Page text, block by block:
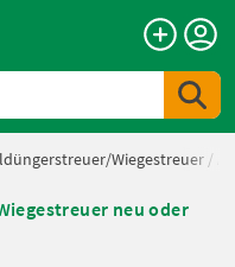
Wiegestreuer /
neu oder